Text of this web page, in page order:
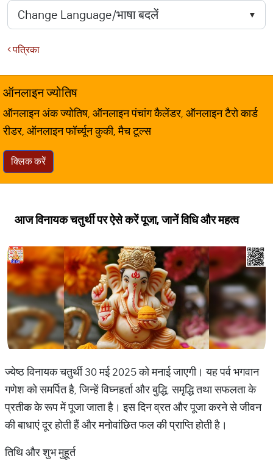
पत्रिका
ऑनलाइन ज्योतिष
ऑनलाइन अंक ज्योतिष, ऑनलाइन पंचांग कैलेंडर, ऑनलाइन टैरो कार्ड
रीडर, ऑनलाइन फॉर्च्यून कुकी, मैच टूल्स
क्लिक करें
आज विनायक चतुर्थी पर ऐसे करें पूजा, जानें विधि और महत्व
ज्येष्ठ विनायक चतुर्थी 30 मई 2025 को मनाई जाएगी। यह पर्व भगवान
गणेश को समर्पित है, जिन्हें विघ्नहर्ता और बुद्धि, समृद्धि तथा सफलता के
प्रतीक के रूप में पूजा जाता है। इस दिन व्रत और पूजा करने से जीवन
की बाधाएं दूर होती हैं और मनोवांछित फल की प्राप्ति होती है।
तिथि और शुभ मुहूर्त